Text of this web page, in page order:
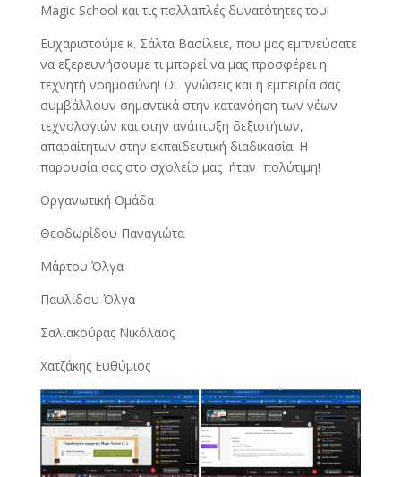
Magic School και τις πολλαπλές δυνατότητες του!
Ευχαριστούμε κ. Σάλτα Βασίλειε, που μας εμπνεύσατε
να εξερευνήσουμε τι μπορεί να μας προσφέρει η
τεχνητή νοημοσύνη! Οι γνώσεις και η εμπειρία σας
συμβάλλουν σημαντικά στην κατανόηση των νέων
τεχνολογιών και στην ανάπτυξη δεξιοτήτων,
απαραίτητων στην εκπαιδευτική διαδικασία. Η
παρουσία σας στο σχολείο μας ήταν πολύτιμη!
Οργανωτική Ομάδα
Θεοδωρίδου Παναγιώτα
Μάρτου Όλγα
Παυλίδου Όλγα
Σαλιακούρας Νικόλαος
Χατζάκης Ευθύμιος